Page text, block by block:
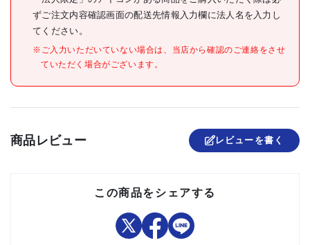
材質/仕上
(EVA)
原産国 日本
セット内容/付属品
ずご注文内容確認画面の配送先情報入力欄に法人名を入力し
てください。
※ご入力いただいていない場合は、当店から確認のご連絡をさせ
ていただく場合がございます。
商品レビュー レビューを書く
この商品をシェアする